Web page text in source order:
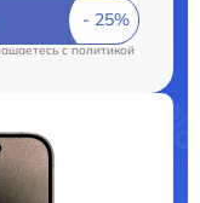
cполитикой